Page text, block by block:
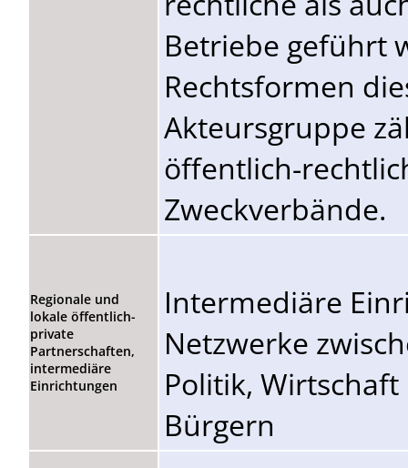
Betriebe geführt
Rechtsformen
Akteursgruppe
öffentlich-
Zweckverbände.
Regionale und
lokale öffentlich-
private
Partnerschaften,
intermediäre
Einrichtungen
Intermediäre
Netzwerke
Politik,
Bürgern